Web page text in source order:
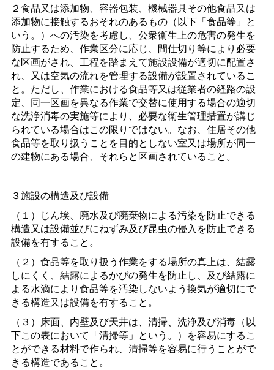
２食品又は添加物、容器包装、機械器具その他食品又は
添加物に接触するおそれのあるもの（以下「食品等」と
いう。）への汚染を考慮し、公衆衛生上の危害の発生を
防止するため、作業区分に応じ、間仕切り等により必要
な区画がされ、工程を踏まえて施設設備が適切に配置さ
れ、又は空気の流れを管理する設備が設置されているこ
と。ただし、作業における食品等又は従業者の経路の設
定、同一区画を異なる作業で交替に使用する場合の適切
な洗浄消毒の実施等により、必要な衛生管理措置が講じ
られている場合はこの限りではない。なお、住居その他
食品等を取り扱うことを目的としない室又は場所が同一
の建物にある場合、それらと区画されていること。
３施設の構造及び設備
（１）じん埃、廃水及び廃棄物による汚染を防止できる
構造又は設備並びにねずみ及び昆虫の侵入を防止できる
設備を有すること。
（２）食品等を取り扱う作業をする場所の真上は、結露
しにくく、結露によるかびの発生を防止し、及び結露に
よる水滴により食品等を汚染しないよう換気が適切にで
きる構造又は設備を有すること。
（３）床面、内壁及び天井は、清掃、洗浄及び消毒（以
下この表において「清掃等」という。）を容易にするこ
とができる材料で作られ、清掃等を容易に行うことがで
きる構造であること。